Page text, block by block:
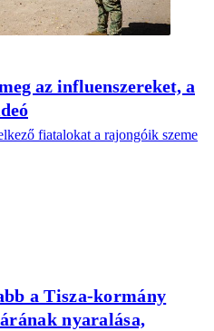
az influenszereket, a
fiatalokat a rajongóik szeme
a Tisza-kormány
nyaralása,